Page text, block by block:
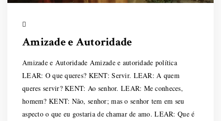
Amizade e Autoridade
Amizade e Autoridade Amizade e autoridade política
LEAR: O que queres? KENT: Servir. LEAR: A quem
queres servir? KENT: Ao senhor. LEAR: Me conheces,
homem? KENT: Não, senhor; mas o senhor tem em seu
aspecto o que eu gostaria de chamar de amo. LEAR: Que é